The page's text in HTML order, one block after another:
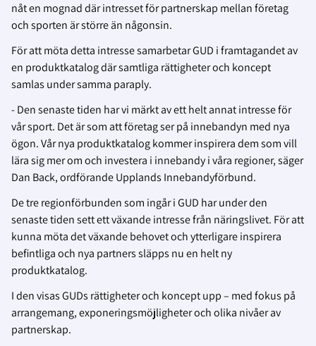
nåt en mognad där intresset för partnerskap mellan företag
och sporten är större än någonsin.
För att möta detta intresse samarbetar GUD i framtagandet av
en produktkatalog där samtliga rättigheter och koncept
samlas under samma paraply.
- Den senaste tiden har vi märkt av ett helt annat intresse för
vår sport. Det är som att företag ser på innebandyn med nya
ögon. Vår nya produktkatalog kommer inspirera dem som vill
lära sig mer om och investera i innebandy i våra regioner, säger
Dan Back, ordförande Upplands Innebandyförbund.
De tre regionförbunden som ingår i GUD har under den
senaste tiden sett ett växande intresse från näringslivet. För att
kunna möta det växande behovet och ytterligare inspirera
befintliga och nya partners släpps nu en helt ny
produktkatalog.
I den visas GUDs rättigheter och koncept upp – med fokus på
arrangemang, exponeringsmöjligheter och olika nivåer av
partnerskap.